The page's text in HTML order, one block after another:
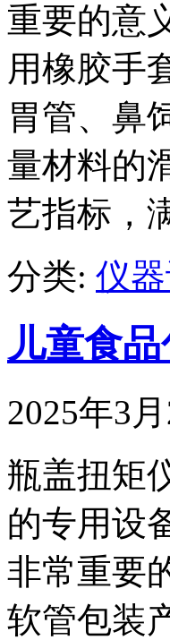
重要的意
用橡胶手
胃管、鼻
量材料的
艺指标，
分类: 仪
儿童食
2025年3月
瓶盖扭矩
的专用设
非常重要
软管包装